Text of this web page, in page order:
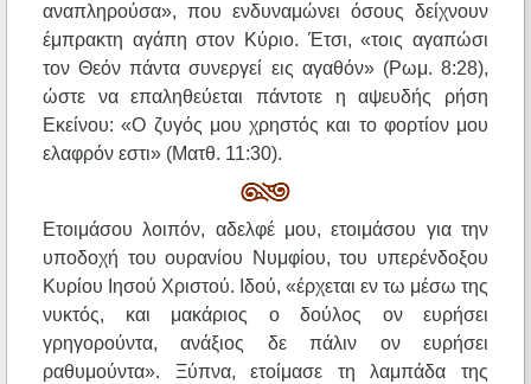
αναπληρούσα», που ενδυναμώνει όσους δείχνουν
έμπρακτη αγάπη στον Κύριο. Έτσι, «τοις αγαπώσι
τον Θεόν πάντα συνεργεί εις αγαθόν» (Ρωμ. 8:28),
ώστε να επαληθεύεται πάντοτε η αψευδής ρήση
Εκείνου: «Ο ζυγός μου χρηστός και το φορτίον μου
ελαφρόν εστι» (Ματθ. 11:30).
Ετοιμάσου λοιπόν, αδελφέ μου, ετοιμάσου για την
υποδοχή του ουρανίου Νυμφίου, του υπερένδοξου
Κυρίου Ιησού Χριστού. Ιδού, «έρχεται εν τω μέσω της
νυκτός, και μακάριος ο δούλος ον ευρήσει
γρηγορούντα, ανάξιος δε πάλιν ον ευρήσει
ραθυμούντα». Ξύπνα, ετοίμασε τη λαμπάδα της